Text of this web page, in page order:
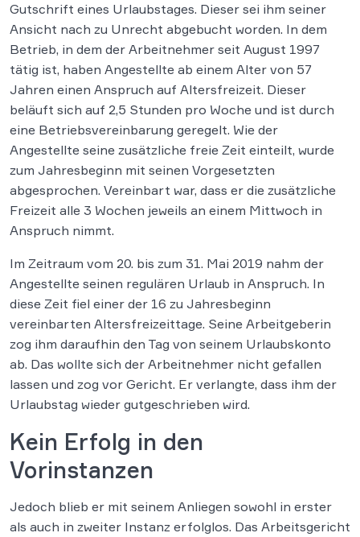
Gutschrift eines Urlaubstages. Dieser sei ihm seiner
Ansicht nach zu Unrecht abgebucht worden. In dem
Betrieb, in dem der Arbeitnehmer seit August 1997
tätig ist, haben Angestellte ab einem Alter von 57
Jahren einen Anspruch auf Altersfreizeit. Dieser
beläuft sich auf 2,5 Stunden pro Woche und ist durch
eine Betriebsvereinbarung geregelt. Wie der
Angestellte seine zusätzliche freie Zeit einteilt, wurde
zum Jahresbeginn mit seinen Vorgesetzten
abgesprochen. Vereinbart war, dass er die zusätzliche
Freizeit alle 3 Wochen jeweils an einem Mittwoch in
Anspruch nimmt.
Im Zeitraum vom 20. bis zum 31. Mai 2019 nahm der
Angestellte seinen regulären Urlaub in Anspruch. In
diese Zeit fiel einer der 16 zu Jahresbeginn
vereinbarten Altersfreizeittage. Seine Arbeitgeberin
zog ihm daraufhin den Tag von seinem Urlaubskonto
ab. Das wollte sich der Arbeitnehmer nicht gefallen
lassen und zog vor Gericht. Er verlangte, dass ihm der
Urlaubstag wieder gutgeschrieben wird.
Kein Erfolg in den
Vorinstanzen
Jedoch blieb er mit seinem Anliegen sowohl in erster
als auch in zweiter Instanz erfolglos. Das Arbeitsgericht